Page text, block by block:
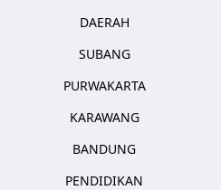
DAERAH
SUBANG
PURWAKARTA
KARAWANG
BANDUNG
PENDIDIKAN